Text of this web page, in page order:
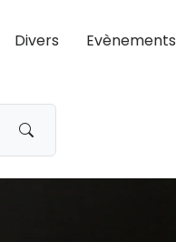
Divers Evènements